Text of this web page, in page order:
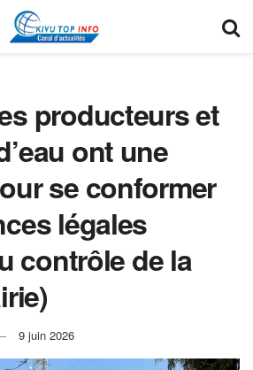
producteurs et
ont une
se conformer
légales
contrôle de la
9 juin 2026